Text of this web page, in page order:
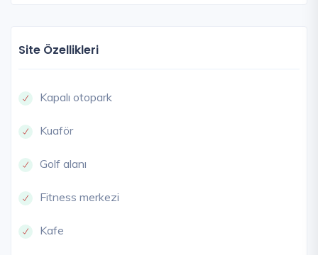
Site Özellikleri
Kapalı otopark
Kuaför
Golf alanı
Fitness merkezi
Kafe